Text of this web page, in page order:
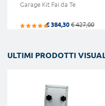
Garage Kit Fai da Te
€ 384,30 € 427,00
ULTIMI PRODOTTI